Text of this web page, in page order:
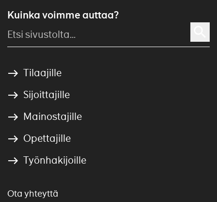
Kuinka voimme auttaa?
Tilaajille
Sijoittajille
Mainostajille
Opettajille
Työnhakijoille
Ota yhteyttä